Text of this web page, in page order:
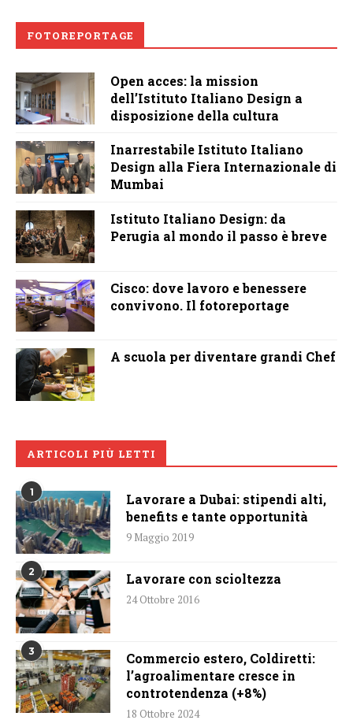
FOTOREPORTAGE
Open acces: la mission
dell’Istituto Italiano Design a
disposizione della cultura
Inarrestabile Istituto Italiano
Design alla Fiera Internazionale di
Mumbai
Istituto Italiano Design: da
Perugia al mondo il passo è breve
Cisco: dove lavoro e benessere
convivono. Il fotoreportage
A scuola per diventare grandi Chef
ARTICOLI PIÙ LETTI
1
Lavorare a Dubai: stipendi alti,
benefits e tante opportunità
9 Maggio 2019
2 Lavorare con scioltezza
24 Ottobre 2016
3
Commercio estero, Coldiretti:
l’agroalimentare cresce in
controtendenza (+8%)
18 Ottobre 2024